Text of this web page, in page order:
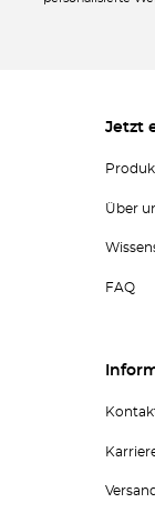
Jetzt
Über
FAQ